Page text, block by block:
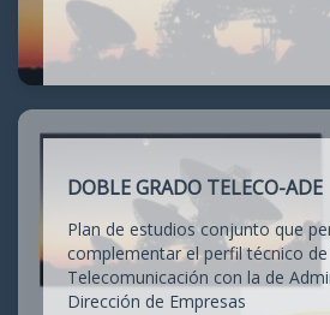
DOBLE GRADO TELECO-ADE
Plan de estudios conjunto que
complementar el perfil técnico
Telecomunicación con la de
Dirección de Empresas